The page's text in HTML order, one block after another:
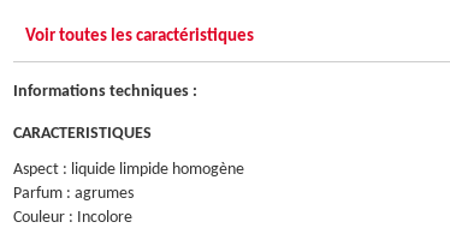
Voir toutes les caractéristiques
Informations techniques :
CARACTERISTIQUES
Aspect : liquide limpide homogène
Parfum : agrumes
Couleur : Incolore